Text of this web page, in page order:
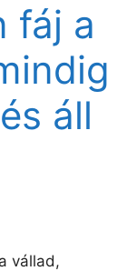
fáj a
áll
vállad,